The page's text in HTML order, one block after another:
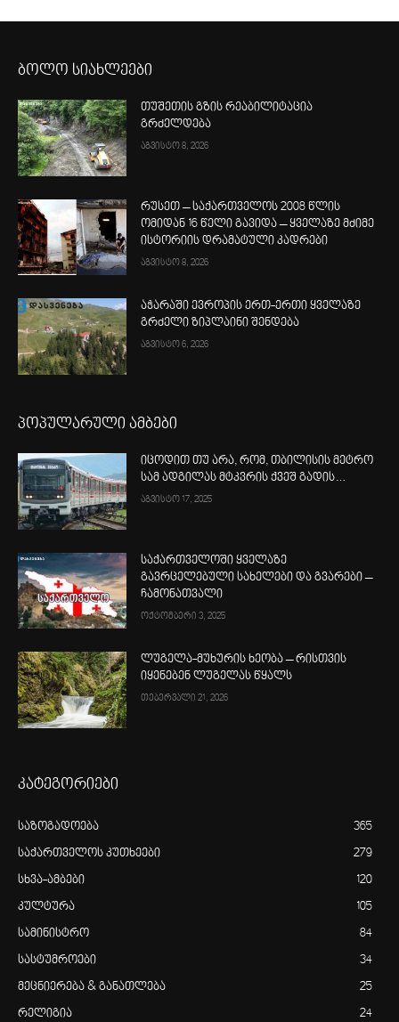
ბოლო სიახლეები
თუშეთის გზის რეაბილიტაცია
გრძელდება
აგვისტო 8, 2026
რუსეთ – საქართველოს 2008 წლის
ომიდან 16 წელი გავიდა – ყველაზე მძიმე
ისტორიის დრამატული კადრები
აგვისტო 8, 2026
აჭარაში ევროპის ერთ-ერთი ყველაზე
გრძელი ზიპლაინი შენდება
აგვისტო 6, 2026
პოპულარული ამბები
იცოდით თუ არა, რომ, თბილისის მეტრო
სამ ადგილას მტკვრის ქვეშ გადის…
აგვისტო 17, 2025
საქართველოში ყველაზე
გავრცელებული სახელები და გვარები –
ჩამონათვალი
ოქტომბერი 3, 2025
ლუგელა-მუხურის ხეობა – რისთვის
იყენებენ ლუგელას წყალს
თებერვალი 21, 2026
კატეგორიები
საზოგადოება 365
საქართველოს კუთხეები 279
სხვა-ამბები 120
კულტურა 105
სამინისტრო 84
სასტუმროები 34
მეცნიერება & განათლება 25
რელიგია 24